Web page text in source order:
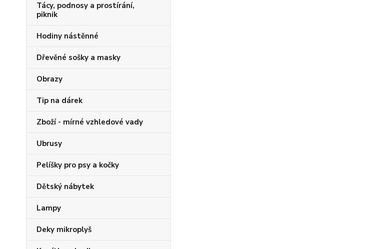
Tácy, podnosy a prostírání,
piknik
Hodiny nástěnné
Dřevěné sošky a masky
Obrazy
Tip na dárek
Zboží - mírné vzhledové vady
Ubrusy
Pelíšky pro psy a kočky
Dětský nábytek
Lampy
Deky mikroplyš